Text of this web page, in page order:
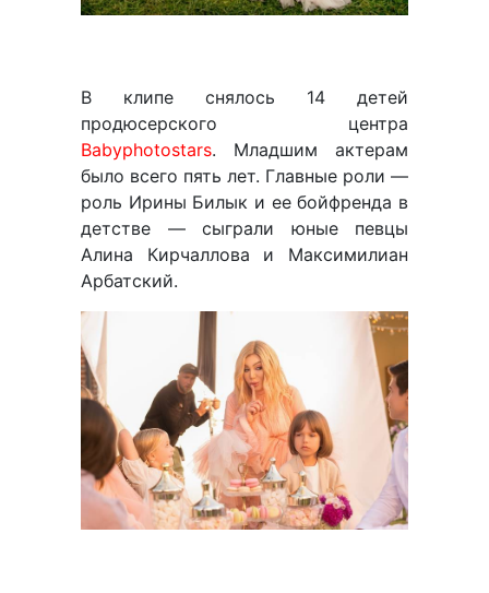
В клипе снялось 14 детей
продюсерского центра
Babyphotostars. Младшим актерам
было всего пять лет. Главные роли —
роль Ирины Билык и ее бойфренда в
детстве — сыграли юные певцы
Алина Кирчаллова и Максимилиан
Арбатский.